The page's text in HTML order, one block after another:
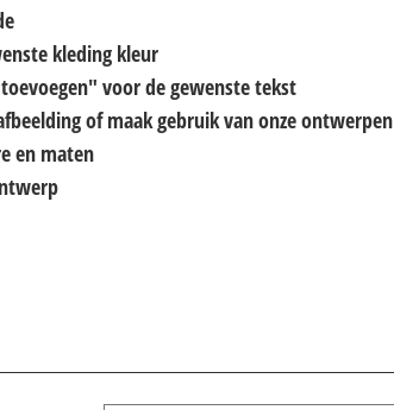
kleding kleur
voor de gewenste tekst
of maak gebruik van onze ontwerpen
en maten